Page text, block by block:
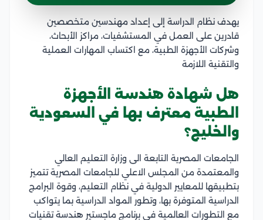
يهدف نظام الدراسة إلى إعداد مهندسين متخصصين
قادرين على العمل في المستشفيات، مراكز الأبحاث،
وشركات الأجهزة الطبية، مع اكتساب المهارات العملية
والتقنية اللازمة
هل شهادة هندسة الأجهزة
الطبية معترف بها في السعودية
والخليج؟
الجامعات المصرية التابعة الى وزارة التعليم العالي
والمعتمدة من المجلس الاعلي للجامعات المصرية تتميز
بتطبيقها للمعايير الدولية في نظام التعليم، وقوة البرامج
الدراسية المتوفرة بها، وتطور المواد الدراسية بما يتواكب
مع التطورات العالمية في برنامج ماجستير هندسة تقنيات